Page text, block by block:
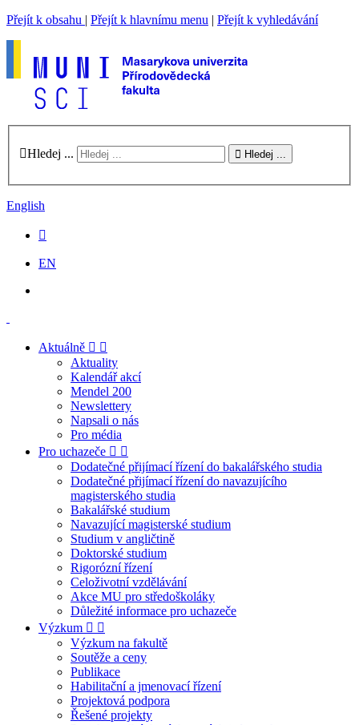
Přejít k obsahu | Přejít k hlavnímu menu | Přejít k vyhledávání
Hledej ... Hledej ...
English
EN
Aktuálně
Aktuality
Kalendář akcí
Mendel 200
Newslettery
Napsali o nás
Pro média
Pro uchazeče
Dodatečné přijímací řízení do bakalářského studia
Dodatečné přijímací řízení do navazujícího
magisterského studia
Bakalářské studium
Navazující magisterské studium
Studium v angličtině
Doktorské studium
Rigorózní řízení
Celoživotní vzdělávání
Akce MU pro středoškoláky
Důležité informace pro uchazeče
Výzkum
Výzkum na fakultě
Soutěže a ceny
Publikace
Habilitační a jmenovací řízení
Projektová podpora
Řešené projekty